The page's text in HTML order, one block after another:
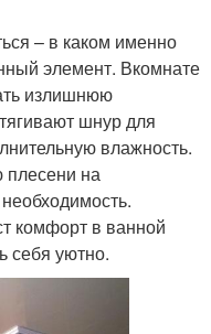
– в каком именно
элемент. Вкомнате
излишнюю
шнур для
влажность.
плесени на
комфорт в ванной
себя уютно.